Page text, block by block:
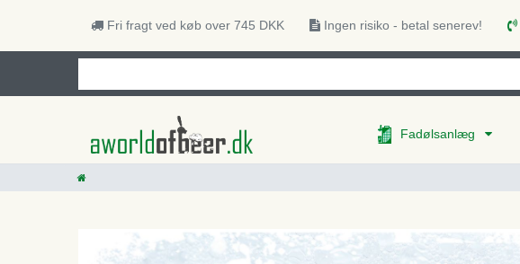
Fri fragt ved køb over 745 DKK Ingen risiko - betal senerev!
Fadølsanlæg